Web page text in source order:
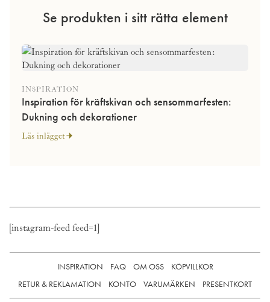
Se produkten i sitt rätta element
INSPIRATION
Inspiration för kräftskivan och sensommarfesten:
Dukning och dekorationer
Läs inlägget
[instagram-feed feed=1]
INSPIRATION FAQ OM OSS
KÖPVILLKOR
RETUR & REKLAMATION
KONTO VARUMÄRKEN PRESENTKORT